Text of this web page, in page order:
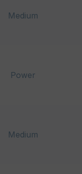
Medium
Power
Medium